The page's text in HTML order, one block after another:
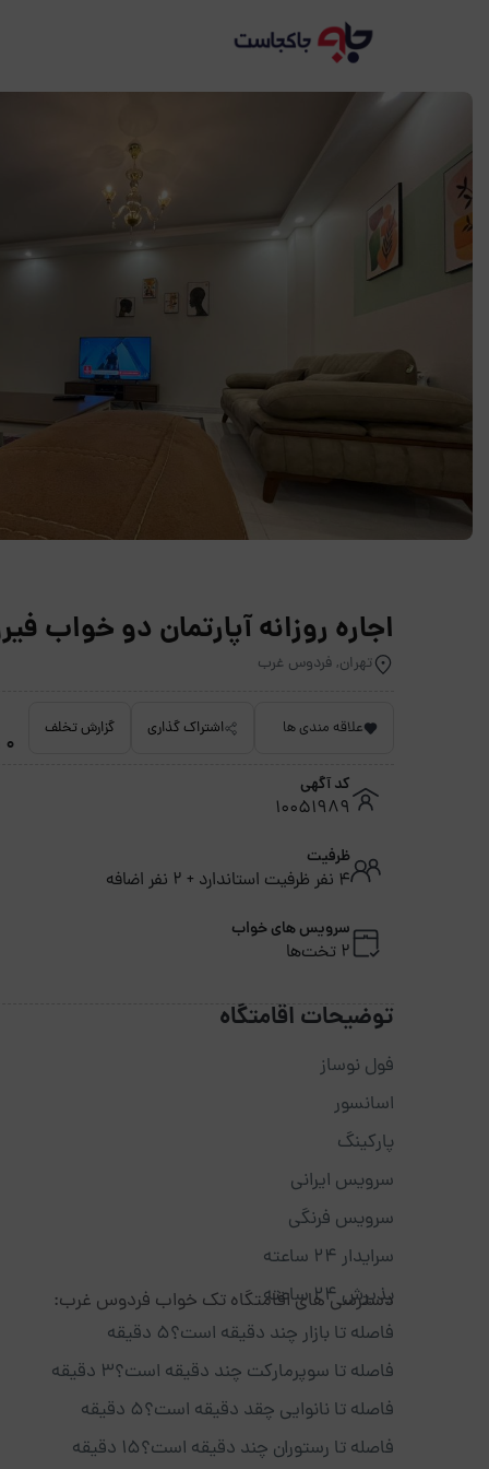
اجاره روزانه آپارتمان دو خواب
تهران, فردوس غرب
علاقه مندی ها اشتراک گذاری گزارش تخلف
0 امتیاز داده نشده
کد آگهی
10051989
ظرفیت
4 نفر ظرفیت استاندارد + 2 نفر اضافه
سرویس های خواب
2 تخت‌ها
توضیحات اقامتگاه
فول نوساز
اسانسور
پارکینگ
سرویس ایرانی
سرویس فرنگی
سرایدار ۲۴ ساعته
پذیرش ۲۴ ساعته
دسترسی های اقامتگاه تک خواب فردوس غرب:
فاصله تا بازار چند دقیقه است؟۵ دقیقه
فاصله تا سوپرمارکت چند دقیقه است؟۳ دقیقه
فاصله تا نانوایی چقد دقیقه است؟۵ دقیقه
فاصله تا رستوران چند دقیقه است؟۱۵ دقیقه